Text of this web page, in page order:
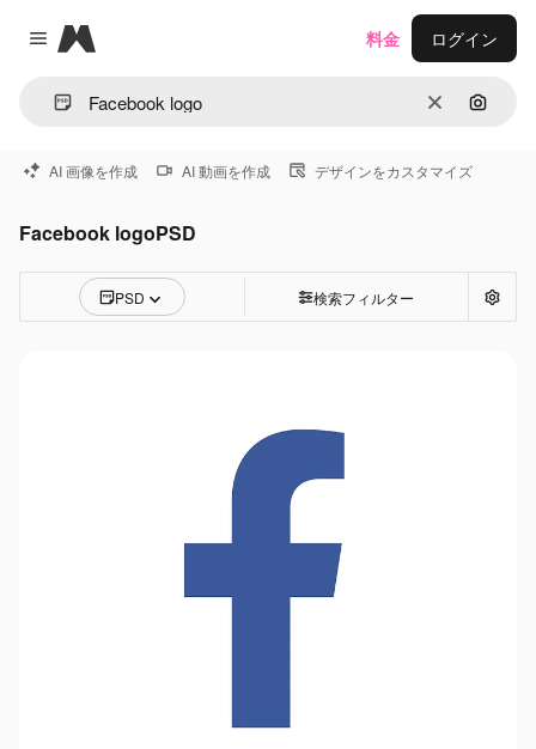
Close menu
Magnific
消去 画像で
料金 ログイン
AI 画像を作成 AI 動画を作成 デザインをカスタマイズ
Facebook logoPSD
PSD 検索フィルター